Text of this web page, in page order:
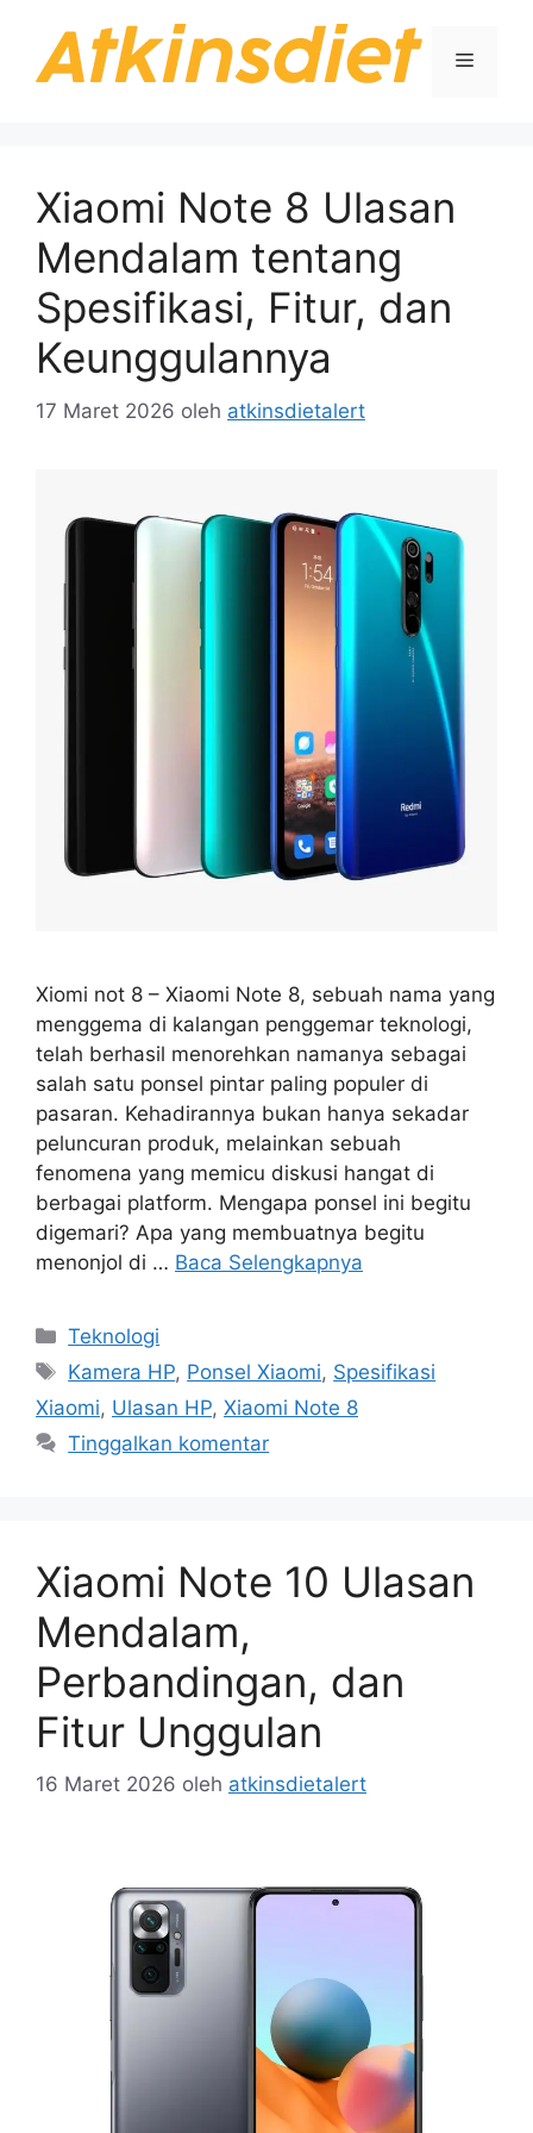
Menu
Xiaomi Note 8 Ulasan
Mendalam tentang
Spesifikasi, Fitur, dan
Keunggulannya
17 Maret 2026 oleh atkinsdietalert
Xiomi not 8 – Xiaomi Note 8, sebuah nama yang
menggema di kalangan penggemar teknologi,
telah berhasil menorehkan namanya sebagai
salah satu ponsel pintar paling populer di
pasaran. Kehadirannya bukan hanya sekadar
peluncuran produk, melainkan sebuah
fenomena yang memicu diskusi hangat di
berbagai platform. Mengapa ponsel ini begitu
digemari? Apa yang membuatnya begitu
menonjol di … Baca Selengkapnya
Kategori
Teknologi
Tag
Kamera HP, Ponsel Xiaomi, Spesifikasi
Xiaomi, Ulasan HP, Xiaomi Note 8
Tinggalkan komentar
Xiaomi Note 10 Ulasan
Mendalam,
Perbandingan, dan
Fitur Unggulan
16 Maret 2026 oleh atkinsdietalert